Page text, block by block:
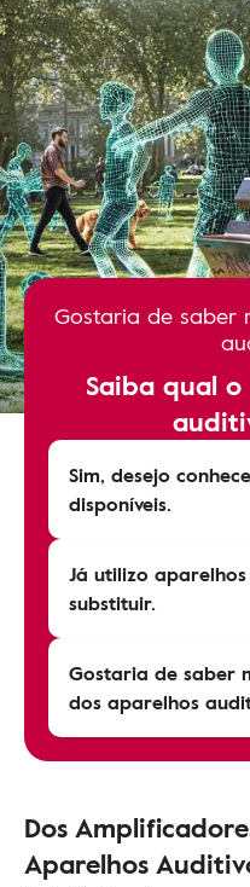
Gostaria de saber
Saiba qual
Sim, desejo
disponíveis.
Já utilizo
substituir.
Gostaria de saber
dos aparelhos
Dos
Aparelhos